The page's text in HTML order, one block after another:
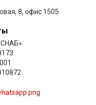
8, офис 1505